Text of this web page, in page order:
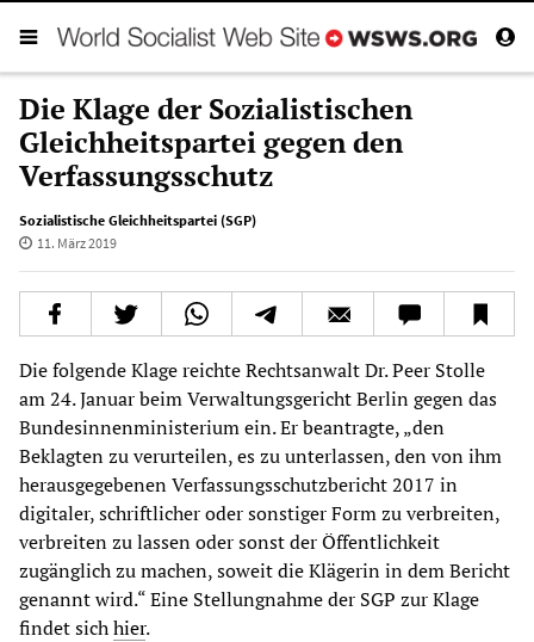
Die Klage der Sozialistischen
Gleichheitspartei gegen den
Verfassungsschutz
Sozialistische Gleichheitspartei (SGP)
11. März 2019
Die folgende Klage reichte Rechtsanwalt Dr. Peer Stolle
am 24. Januar beim Verwaltungsgericht Berlin gegen das
Bundesinnenministerium ein. Er beantragte, „den
Beklagten zu verurteilen, es zu unterlassen, den von ihm
herausgegebenen Verfassungsschutzbericht 2017 in
digitaler, schriftlicher oder sonstiger Form zu verbreiten,
verbreiten zu lassen oder sonst der Öffentlichkeit
zugänglich zu machen, soweit die Klägerin in dem Bericht
genannt wird.“ Eine Stellungnahme der SGP zur Klage
findet sichhier.